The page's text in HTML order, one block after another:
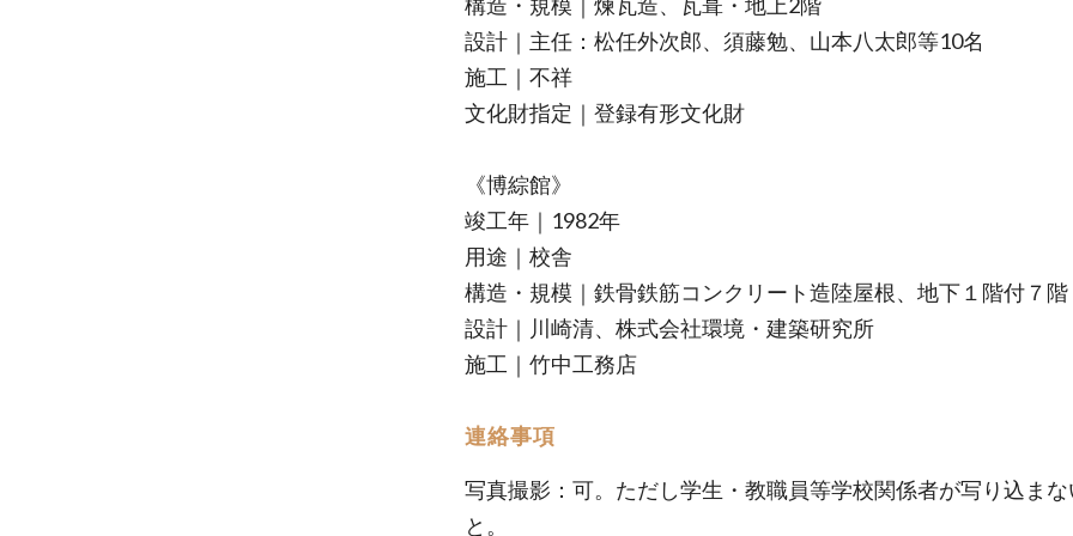
構造・規模｜煉瓦造、瓦葺・地上2階
設計｜主任：松任外次郎、須藤勉、山本八太郎等10名
施工｜不祥
文化財指定｜登録有形文化財
《博綜館》
竣工年｜1982年
用途｜校舎
構造・規模｜鉄骨鉄筋コンクリート造陸屋根、地下１階付７階
設計｜川崎清、株式会社環境・建築研究所
施工｜竹中工務店
連絡事項
写真撮影：可。ただし学生・教職員等学校関係者が写り込ま
と。